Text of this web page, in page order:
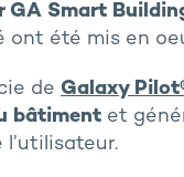
GA Smart
été mis en
de Galaxy
bâtimentet